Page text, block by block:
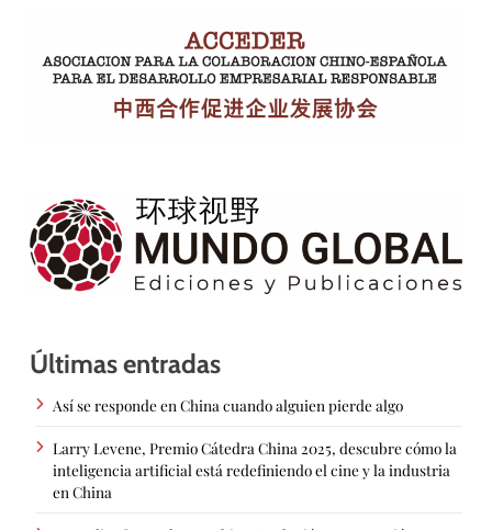
Últimas entradas
Así se responde en China cuando alguien pierde algo
Larry Levene, Premio Cátedra China 2025, descubre cómo la
inteligencia artificial está redefiniendo el cine y la industria
en China